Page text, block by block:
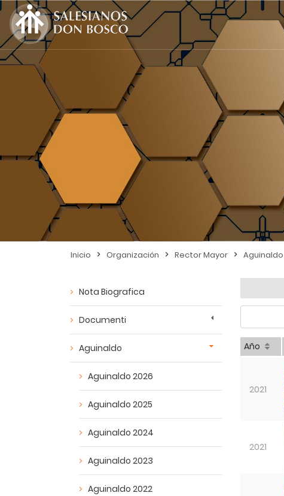
Inicio > Organización > Rector Mayor > Aguinaldo
Nota Biografica
Documenti
Aguinaldo
Aguinaldo 2026
Aguinaldo 2025
Aguinaldo 2024
Aguinaldo 2023
Aguinaldo 2022
Año
2021
2021